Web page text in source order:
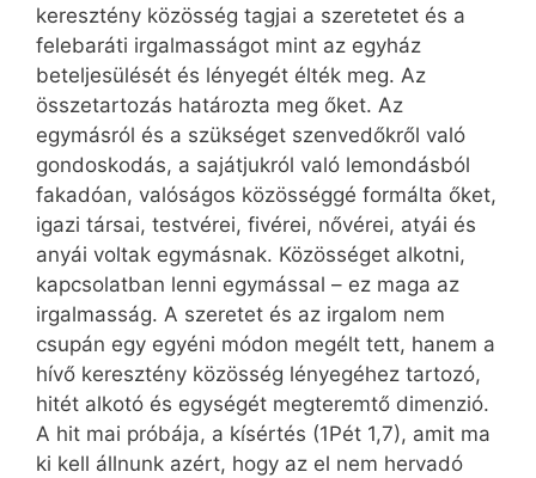
keresztény közösség tagjai a szeretetet és a
felebaráti irgalmasságot mint az egyház
beteljesülését és lényegét élték meg. Az
összetartozás határozta meg őket. Az
egymásról és a szükséget szenvedőkről való
gondoskodás, a sajátjukról való lemondásból
fakadóan, valóságos közösséggé formálta őket,
igazi társai, testvérei, fivérei, nővérei, atyái és
anyái voltak egymásnak. Közösséget alkotni,
kapcsolatban lenni egymással – ez maga az
irgalmasság. A szeretet és az irgalom nem
csupán egy egyéni módon megélt tett, hanem a
hívő keresztény közösség lényegéhez tartozó,
hitét alkotó és egységét megteremtő dimenzió.
A hit mai próbája, a kísértés (1Pét 1,7), amit ma
ki kell állnunk azért, hogy az el nem hervadó